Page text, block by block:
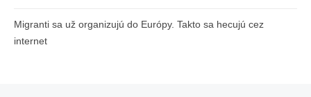
Migranti sa už organizujú do Európy. Takto sa hecujú cez
internet